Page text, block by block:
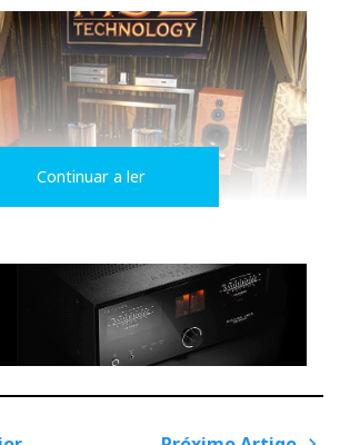
M200 (CES 2009)
Continuar a ler